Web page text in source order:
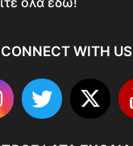
CONNECT WITH US